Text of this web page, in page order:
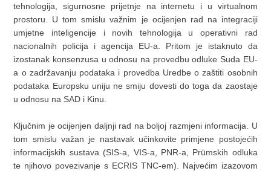
tehnologija, sigurnosne prijetnje na internetu i u virtualnom
prostoru. U tom smislu važnim je ocijenjen rad na integraciji
umjetne inteligencije i novih tehnologija u operativni rad
nacionalnih policija i agencija EU-a. Pritom je istaknuto da
izostanak konsenzusa u odnosu na provedbu odluke Suda EU-
a o zadržavanju podataka i provedba Uredbe o zaštiti osobnih
podataka Europsku uniju ne smiju dovesti do toga da zaostaje
u odnosu na SAD i Kinu.
Ključnim je ocijenjen daljnji rad na boljoj razmjeni informacija. U
tom smislu važan je nastavak učinkovite primjene postojećih
informacijskih sustava (SIS-a, VIS-a, PNR-a, Prümskih odluka
te njihovo povezivanje s ECRIS TNC-em). Najvećim izazovom